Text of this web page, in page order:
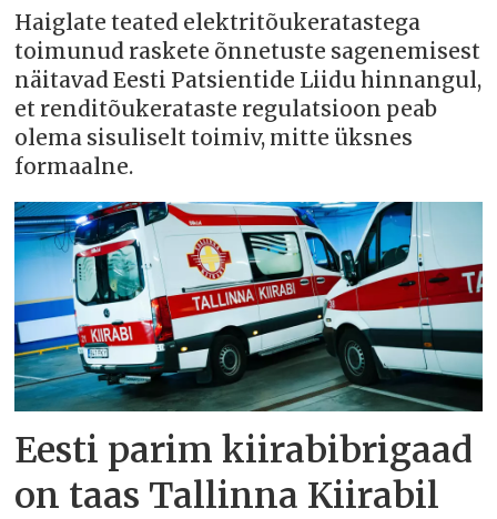
Haiglate teated elektritõukeratastega
toimunud raskete õnnetuste sagenemisest
näitavad Eesti Patsientide Liidu hinnangul,
et renditõukerataste regulatsioon peab
olema sisuliselt toimiv, mitte üksnes
formaalne.
Eesti parim kiirabibrigaad
on taas Tallinna Kiirabil